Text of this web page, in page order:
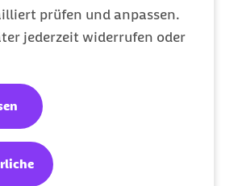
prüfen und anpassen.
jederzeit widerrufen oder
Lernenden dabei frei, der
oder fortgesetzt
speichert das Portal
mit
wartet ein Multiple-Choice-